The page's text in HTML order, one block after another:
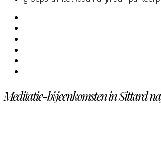
Meditatie-bijeenkomsten in Sittard